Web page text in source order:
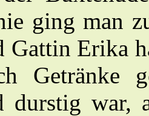
ging man
Gattin Erika
Getränke
durstig war,